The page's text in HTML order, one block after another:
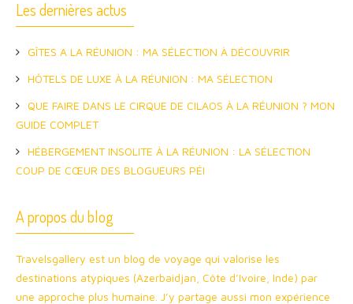
Les dernières actus
GÎTES A LA RÉUNION : MA SÉLECTION À DÉCOUVRIR
HÔTELS DE LUXE À LA RÉUNION : MA SÉLECTION
QUE FAIRE DANS LE CIRQUE DE CILAOS À LA RÉUNION ? MON
GUIDE COMPLET
HÉBERGEMENT INSOLITE À LA RÉUNION : LA SÉLECTION
COUP DE CŒUR DES BLOGUEURS PÉI
A propos du blog
Travelsgallery est un blog de voyage qui valorise les
destinations atypiques (Azerbaidjan, Côte d’Ivoire, Inde) par
une approche plus humaine. J’y partage aussi mon expérience